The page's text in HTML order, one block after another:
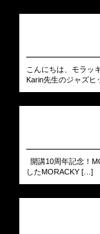
こんにちは、モラッ
Karin先生のジャズ
開講10周年記念！
したMORACKY […]